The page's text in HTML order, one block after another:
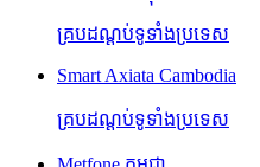
គ្របដណ្តប់ទូទាំងប្រទេស
Smart Axiata Cambodia
គ្របដណ្តប់ទូទាំងប្រទេស